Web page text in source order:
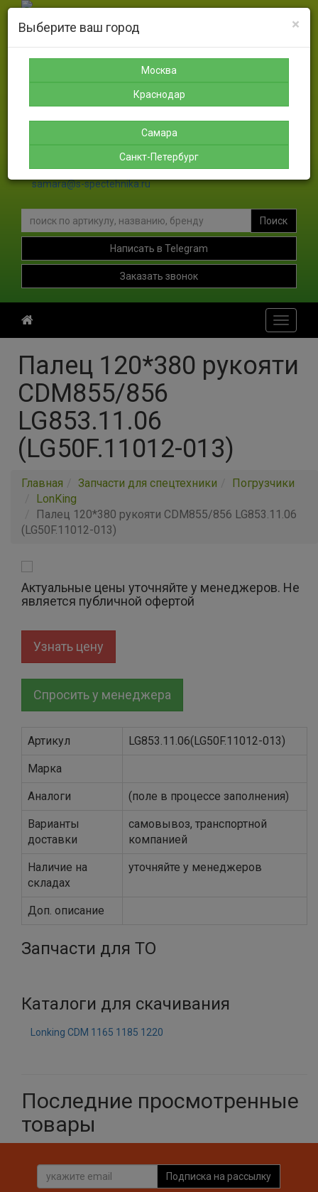
Москва
Санкт-
Петербург
366-07-
sales@s-spectehnika.ru
krasnodar@s-spectehnika.ru
samara@s-spectehnika.ru
Поиск
Написать в Telegram
Заказать звонок
Toggle
Палец 120*380 рукояти
CDM855/856
LG853.11.06
(LG50F.11012-013)
Главная Запчасти для спецтехники
Погрузчики
LonKing
Палец 120*380 рукояти CDM855/856 LG853.11.06
(LG50F.11012-013)
Актуальные цены уточняйте у менеджеров. Не
является публичной офертой
Узнать цену
Спросить у менеджера
Артикул LG853.11.06(LG50F.11012-013)
Марка
Аналоги (поле в процессе заполнения)
Варианты
доставки
самовывоз, транспортной
компанией
Наличие на
складах
уточняйте у менеджеров
Доп. описание
Запчасти для ТО
Каталоги для скачивания
Lonking CDM 1165 1185 1220
Последние просмотренные
товары
Подписка на рассылку
×
Выберите ваш город
Москва
Краснодар
Самара
Санкт-Петербург